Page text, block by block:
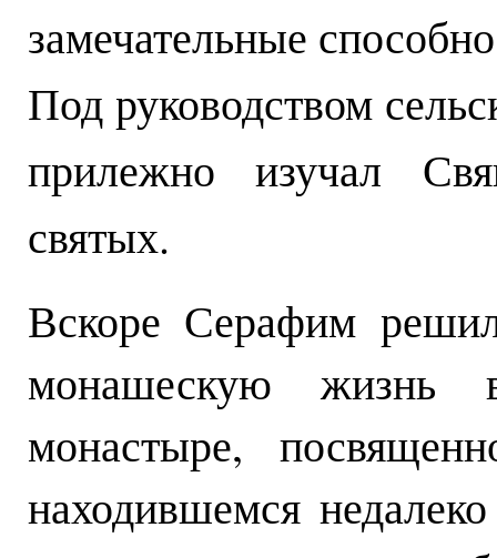
замечательные
Под руководством
прилежно изучал
святых.
Вскоре Серафим
монашескую жизнь
монастыре,
находившемся